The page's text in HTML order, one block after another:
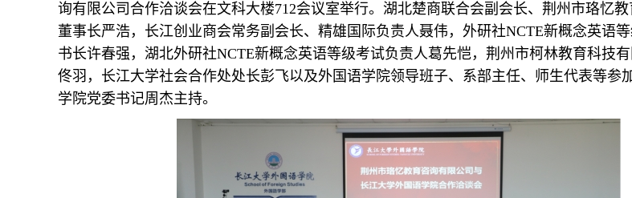
询有限公司合作洽谈会在文科大楼712会议室举行。湖北楚商联合会副会长、荆州市珞忆教
董事长严浩，长江创业商会常务副会长、精雄国际负责人聂伟，外研社NCTE新概念英语
书长许春强，湖北外研社NCTE新概念英语等级考试负责人葛先恺，荆州市柯林教育科技
佟羽，长江大学社会合作处处长彭飞以及外国语学院领导班子、系部主任、师生代表等参
学院党委书记周杰主持。